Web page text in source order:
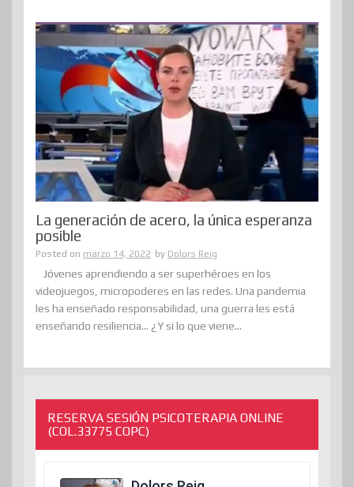
La generación de acero, la única esperanza
posible
Posted on marzo 14, 2022 by Dolors Reig
Jóvenes aprendiendo a ser superhéroes en los
videojuegos, micropoderes en las redes. Una pandemia
les ha enseñado responsabilidad, una guerra les está
enseñando resiliencia... ¿Y si lo que viene...
RESERVA SESIÓN PSICOTERAPIA ONLINE
(COL.33775 COPC)